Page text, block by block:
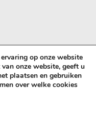
byMplusKASSA
op onze website
onze website, geeft u
plaatsen en gebruiken
over welke cookies